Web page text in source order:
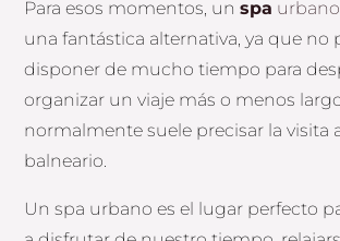
Para esos momentos, unspa urbano
una fantástica alternativa, ya que no
disponer de mucho tiempo para
organizar un viaje más o menos
normalmente suele precisar la visita
balneario.
Un spa urbano es el lugar perfecto